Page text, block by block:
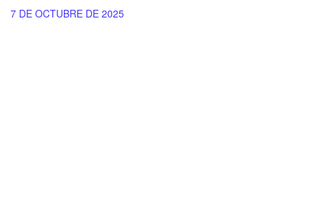
7 DE OCTUBRE DE 2025